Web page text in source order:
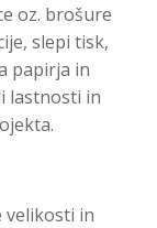
oz. brošure
slepi tisk,
papirja in
lastnosti in
velikosti in